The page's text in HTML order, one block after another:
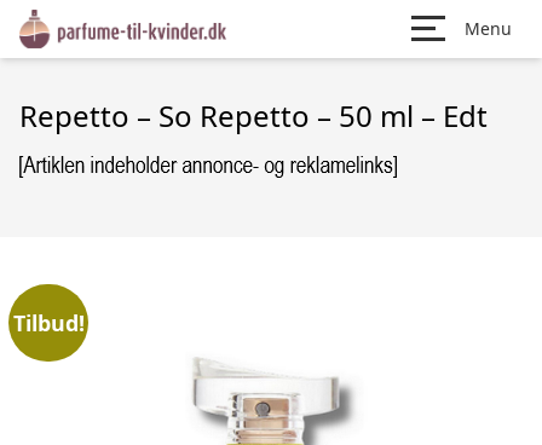
Menu
Repetto – So Repetto – 50 ml – Edt
Tilbud!